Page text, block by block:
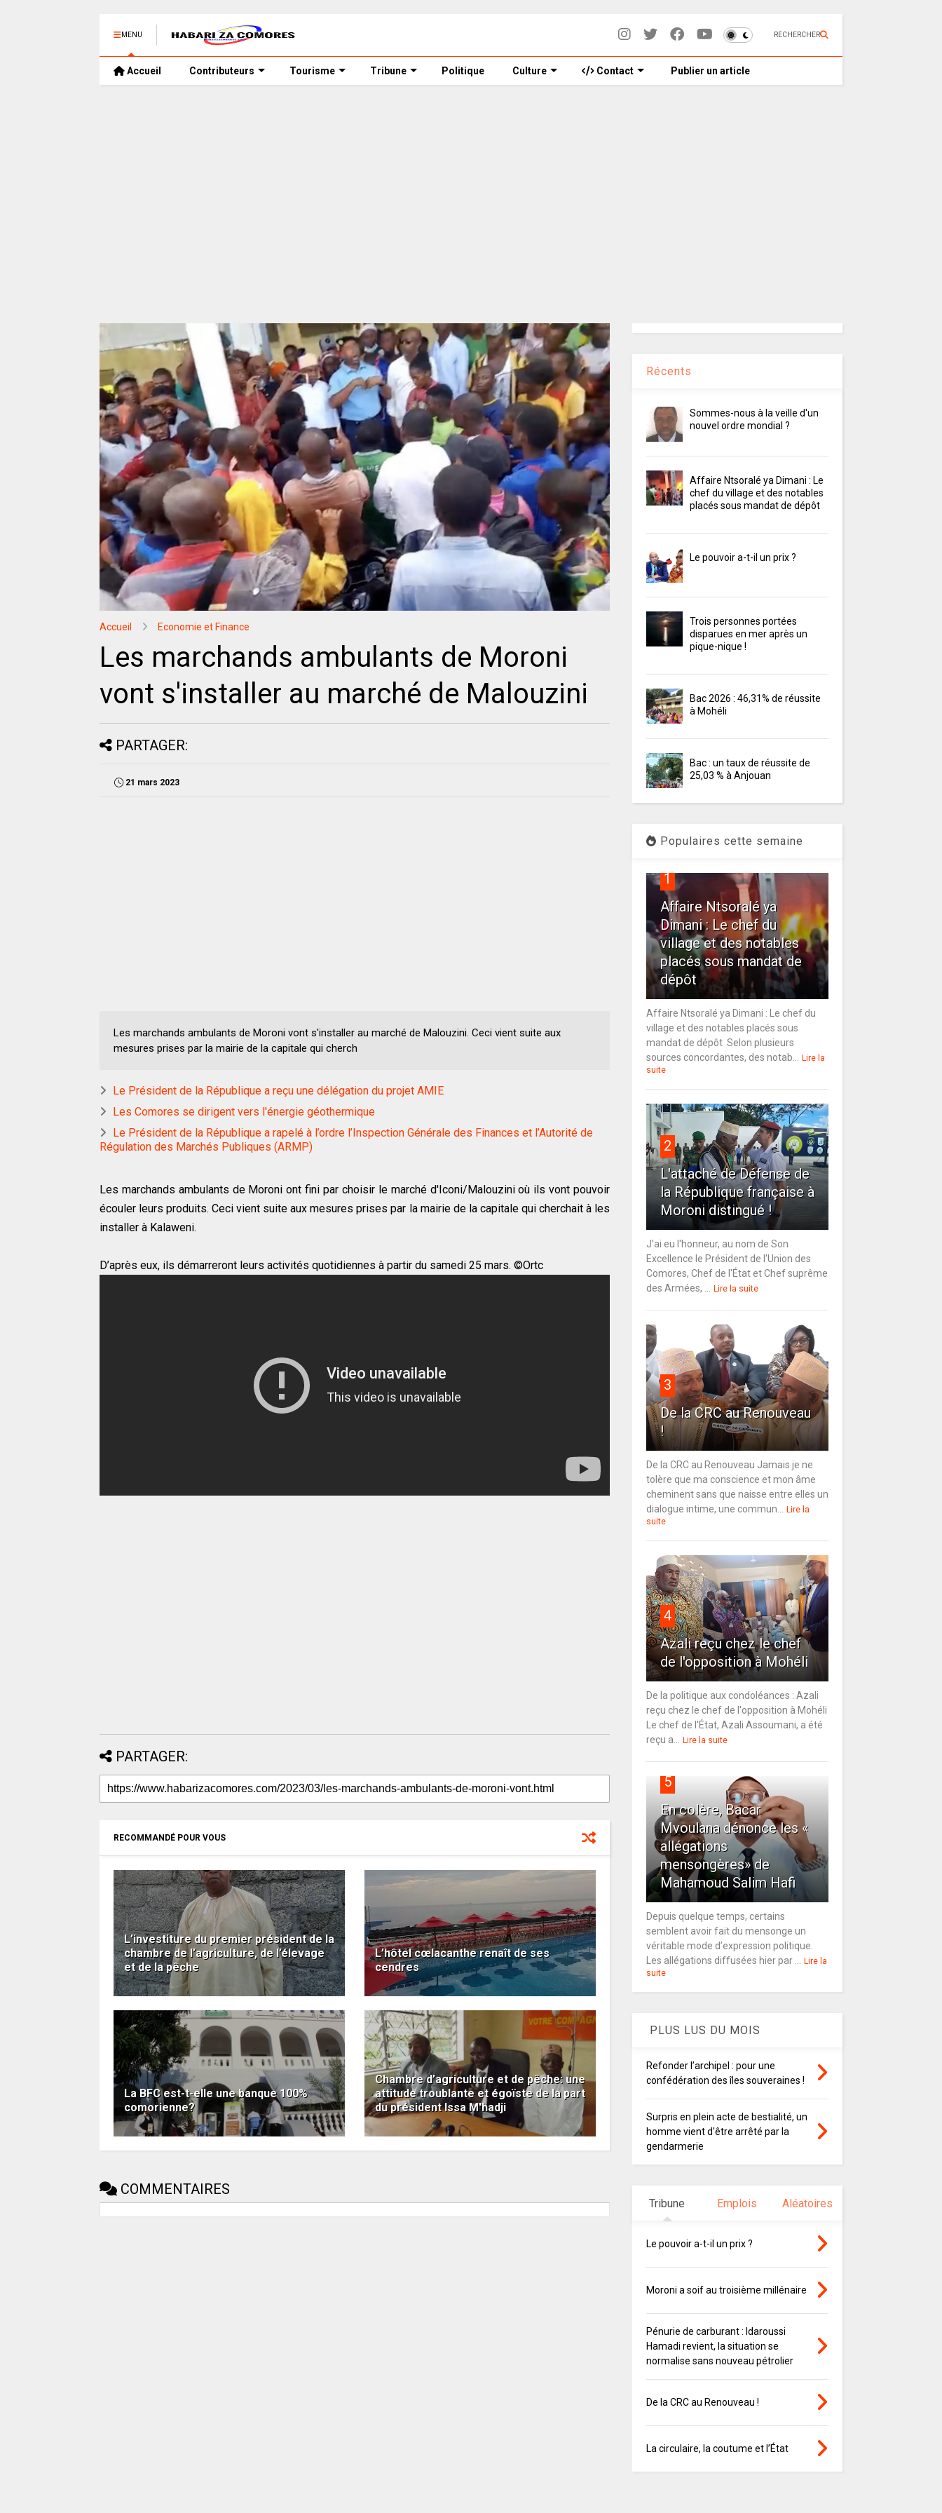
MENU RECHERCHER
Accueil Contributeurs Tourisme Tribune Politique Culture Contact Publier un article
Accueil Economie et Finance
Les marchands ambulants de Moroni
vont s'installer au marché de Malouzini
PARTAGER:
21 mars 2023
Les marchands ambulants de Moroni vont s'installer au marché de Malouzini. Ceci vient suite aux
mesures prises par la mairie de la capitale qui cherch
Le Président de la République a reçu une délégation du projet AMIE
Les Comores se dirigent vers l'énergie géothermique
Le Président de la République a rapelé à l’ordre l’Inspection Générale des Finances et l’Autorité de
Régulation des Marchés Publiques (ARMP)
Les marchands ambulants de Moroni ont fini par choisir le marché d'Iconi/Malouzini où ils vont pouvoir
écouler leurs produits. Ceci vient suite aux mesures prises par la mairie de la capitale qui cherchait à les
installer à Kalaweni.
D’après eux, ils démarreront leurs activités quotidiennes à partir du samedi 25 mars. ©Ortc
PARTAGER:
RECOMMANDÉ POUR VOUS
L’investiture du premier président de la
chambre de l’agriculture, de l’élevage
et de la pêche
L’hôtel cœlacanthe renaît de ses
cendres
La BFC est-t-elle une banque 100%
comorienne?
Chambre d’agriculture et de pêche: une
attitude troublante et égoïste de la part
du président Issa M'hadji
COMMENTAIRES
Récents
Sommes-nous à la veille d'un
nouvel ordre mondial ?
Affaire Ntsoralé ya Dimani : Le
chef du village et des notables
placés sous mandat de dépôt
Le pouvoir a-t-il un prix ?
Trois personnes portées
disparues en mer après un
pique-nique !
Bac 2026 : 46,31% de réussite
à Mohéli
Bac : un taux de réussite de
25,03 % à Anjouan
Populaires cette semaine
1
Affaire Ntsoralé ya
Dimani : Le chef du
village et des notables
placés sous mandat de
dépôt
Affaire Ntsoralé ya Dimani : Le chef du
village et des notables placés sous
mandat de dépôt Selon plusieurs
sources concordantes, des notab...
Lire la
suite
2
L'attaché de Défense de
la République française à
Moroni distingué !
J'ai eu l'honneur, au nom de Son
Excellence le Président de l'Union des
Comores, Chef de l'État et Chef suprême
des Armées, ...
Lire la suite
3
De la CRC au Renouveau
!
De la CRC au Renouveau Jamais je ne
tolère que ma conscience et mon âme
cheminent sans que naisse entre elles un
dialogue intime, une commun...
Lire la
suite
4
Azali reçu chez le chef
de l'opposition à Mohéli
De la politique aux condoléances : Azali
reçu chez le chef de l'opposition à Mohéli
Le chef de l'État, Azali Assoumani, a été
reçu a...
Lire la suite
5
En colère, Bacar
Mvoulana dénonce les «
allégations
mensongères» de
Mahamoud Salim Hafi
Depuis quelque temps, certains
semblent avoir fait du mensonge un
véritable mode d’expression politique.
Les allégations diffusées hier par ...
Lire la
suite
PLUS LUS DU MOIS
Refonder l’archipel : pour une
confédération des îles souveraines !
Surpris en plein acte de bestialité, un
homme vient d'être arrêté par la
gendarmerie
Tribune Emplois Aléatoires
Le pouvoir a-t-il un prix ?
Moroni a soif au troisième millénaire
Pénurie de carburant : Idaroussi
Hamadi revient, la situation se
normalise sans nouveau pétrolier
De la CRC au Renouveau !
La circulaire, la coutume et l’État